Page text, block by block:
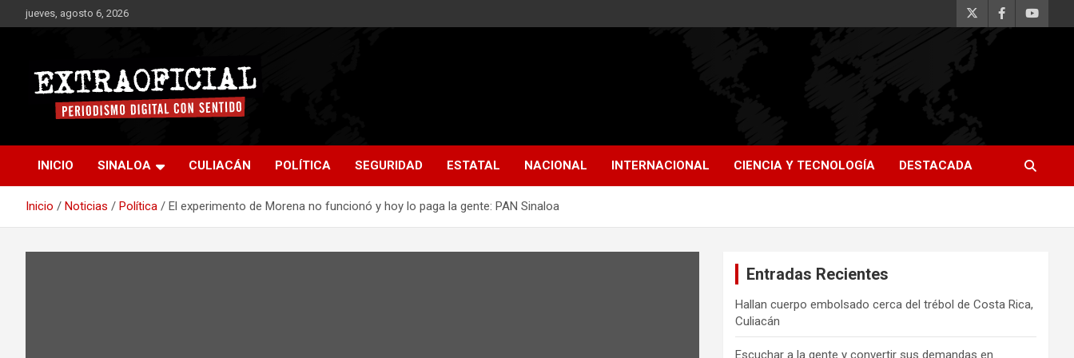
Saltar
al
jueves, agosto 6, 2026
Extraoficial
INICIO SINALOA CULIACÁN POLÍTICA SEGURIDAD ESTATAL NACIONAL INTERNACIONAL CIENCIA Y TECNOLOGÍA DESTACADA
Inicio Noticias Política El experimento de Morena no funcionó y hoy lo paga la gente: PAN Sinaloa
Entradas Recientes
Hallan cuerpo embolsado cerca del trébol de Costa Rica,
Culiacán
Escuchar a la gente y convertir sus demandas en